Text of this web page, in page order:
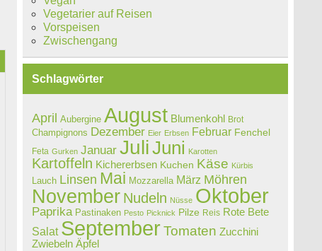
Vegetarier auf Reisen
Vorspeisen
Zwischengang
Schlagwörter
April Aubergine August Blumenkohl Brot
Champignons Dezember Eier Erbsen Februar Fenchel
Feta Gurken Januar JuliJuni Karotten
Kartoffeln Kichererbsen Kuchen Käse Kürbis
Lauch Linsen Mai Mozzarella März Möhren
November Nudeln Nüsse Oktober
Paprika Pastinaken Pesto Picknick Pilze Reis Rote Bete
Salat September Tomaten Zucchini
Zwiebeln Äpfel